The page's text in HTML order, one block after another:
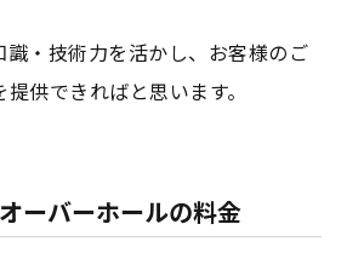
・技術力を活かし、お客様のご
供できればと思います。
ーバーホールの料金